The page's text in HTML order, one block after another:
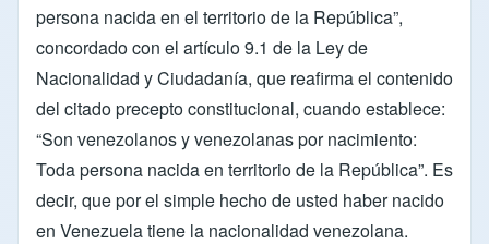
persona nacida en el territorio de la República”,
concordado con el artículo 9.1 de la Ley de
Nacionalidad y Ciudadanía, que reafirma el contenido
del citado precepto constitucional, cuando establece:
“Son venezolanos y venezolanas por nacimiento:
Toda persona nacida en territorio de la República”. Es
decir, que por el simple hecho de usted haber nacido
en Venezuela tiene la nacionalidad venezolana.